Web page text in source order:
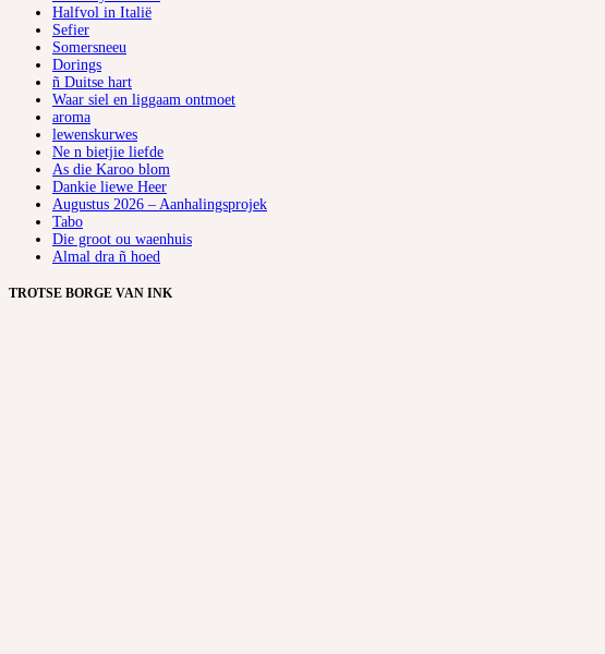
Halfvol in Italië
Sefier
Somersneeu
Dorings
ñ Duitse hart
Waar siel en liggaam ontmoet
aroma
lewenskurwes
Ne n bietjie liefde
As die Karoo blom
Dankie liewe Heer
Augustus 2026 – Aanhalingsprojek
Tabo
Die groot ou waenhuis
Almal dra ñ hoed
TROTSE BORGE VAN INK